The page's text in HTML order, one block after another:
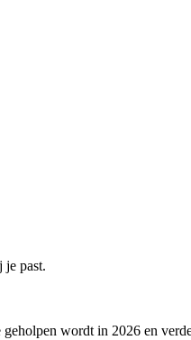
je past.
geholpen wordt in 2026 en